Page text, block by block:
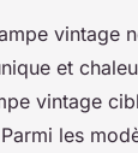
vintage
et
vintage
les